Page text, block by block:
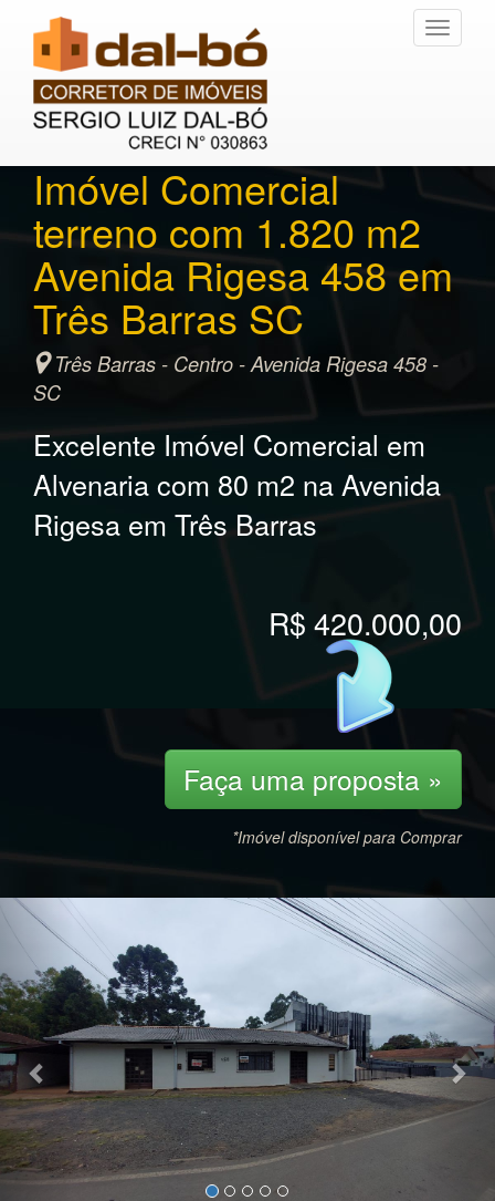
Toggle
Imóvel Comercial
terreno com 1.820 m2
Avenida Rigesa 458 em
Três Barras SC
Três Barras - Centro - Avenida Rigesa 458 -
SC
Excelente Imóvel Comercial em
Alvenaria com 80 m2 na Avenida
Rigesa em Três Barras
R$ 420.000,00
Faça uma proposta »
*Imóvel disponível para Comprar
Previous